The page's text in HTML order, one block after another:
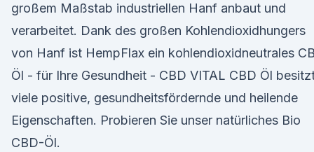
großem Maßstab industriellen Hanf anbaut und
verarbeitet. Dank des großen Kohlendioxidhungers
von Hanf ist HempFlax ein kohlendioxidneutrales
Öl - für Ihre Gesundheit - CBD VITAL CBD Öl
viele positive, gesundheitsfördernde und heilende
Eigenschaften. Probieren Sie unser natürliches Bio
CBD-Öl.